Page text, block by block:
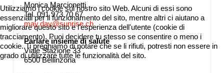
Monica Marcionetti
Tel. 091 973 70 67
may.day@sunrise.ch
Parlare insieme di salute
Viale Stazione 33
6500 Bellinzona
Utilizziamo i cookie sul nostro sito Web. Alcuni di essi sono
essenziali per il funzionamento del sito, mentre altri ci aiutano a
migliorare questo sito e l'esperienza dell'utente (cookie di
tracciamento). Puoi decidere tu stesso se consentire o meno i
cookie. Ti preghiamo di notare che se li rifiuti, potresti non essere in
grado di utilizzare tutte le funzionalità del sito.